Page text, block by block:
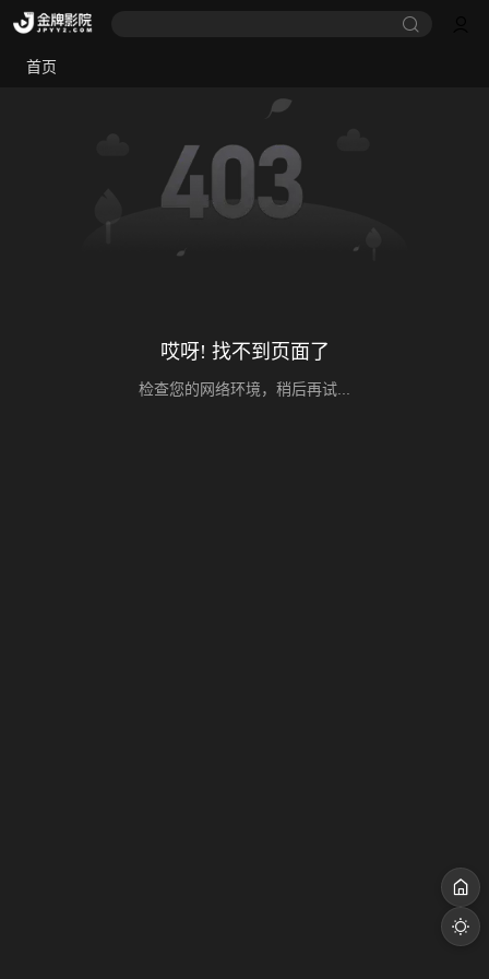
首页
哎呀! 找不到页面了
检查您的网络环境，稍后再试...